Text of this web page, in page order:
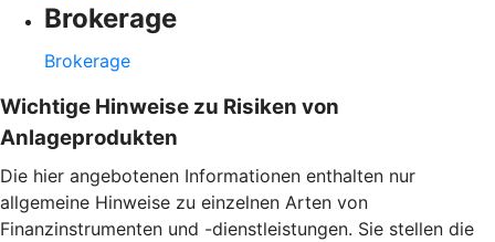
Brokerage
Brokerage
Wichtige Hinweise zu Risiken von
Anlageprodukten
Die hier angebotenen Informationen enthalten nur
allgemeine Hinweise zu einzelnen Arten von
Finanzinstrumenten und -dienstleistungen. Sie stellen die